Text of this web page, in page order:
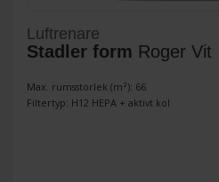
Luftrenare
Stadler form Roger Vit
Max. rumsstorlek (m²): 66
Filtertyp: H12 HEPA + aktivt kol